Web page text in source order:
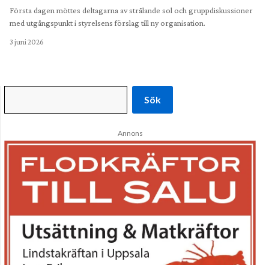
Första dagen möttes deltagarna av strålande sol och gruppdiskussioner
med utgångspunkt i styrelsens förslag till ny organisation.
3 juni 2026
Sök
Annons